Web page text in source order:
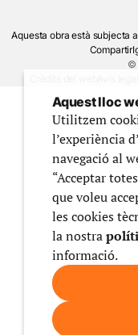
Aquesta obra està subjecta
©
Aquest lloc
Utilitzem
l’experiència
navegació al
“Acceptar
que voleu
les cookies
la nostra
informació.